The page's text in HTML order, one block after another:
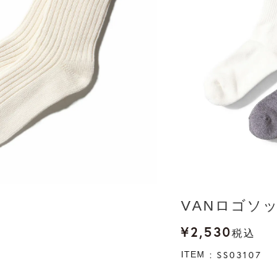
VANロゴソ
¥2,530税込
ITEM SS03107